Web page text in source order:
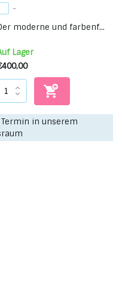
-
moderne und farbenf...
Lager
mit unserem WhatsApp-